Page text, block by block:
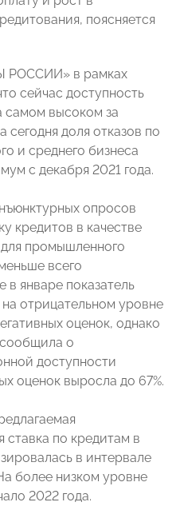
поясняется
РОССИИ» в рамках
сейчас доступность
самом высоком за
сегодня доля отказов по
и среднего бизнеса
с декабря 2021 года.
опросов
кредитов в качестве
промышленного
всего
в январе показатель
отрицательном уровне
оценок, однако
о
доступности
оценок выросла до 67%.
по кредитам в
в интервале
более низком уровне
2022 года.